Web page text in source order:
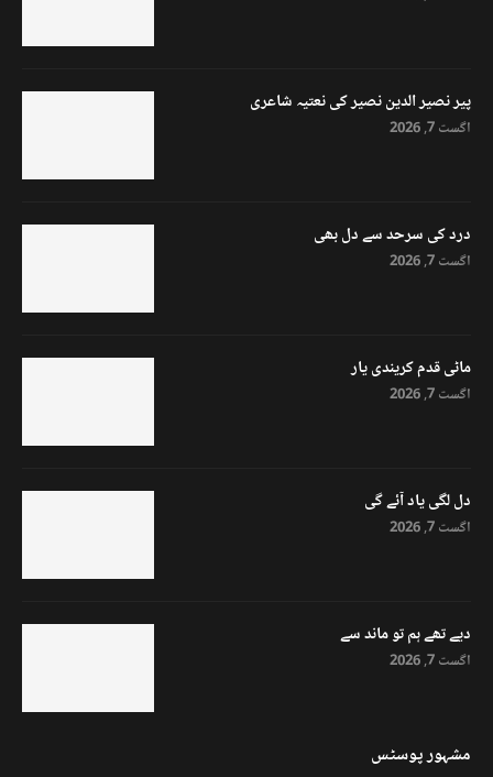
پیر نصیر الدین نصیر کی نعتیہ شاعری
اگست 7, 2026
درد کی سرحد سے دل بھی
اگست 7, 2026
ماٹی قدم کریندی یار
اگست 7, 2026
دل لگی یاد آئے گی
اگست 7, 2026
دیے تھے ہم تو ماند سے
اگست 7, 2026
مشہور پوسٹس